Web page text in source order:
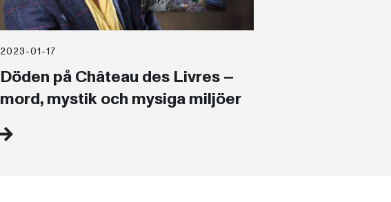
2023-01-17
Döden på Château des Livres –
mord, mystik och mysiga miljöer